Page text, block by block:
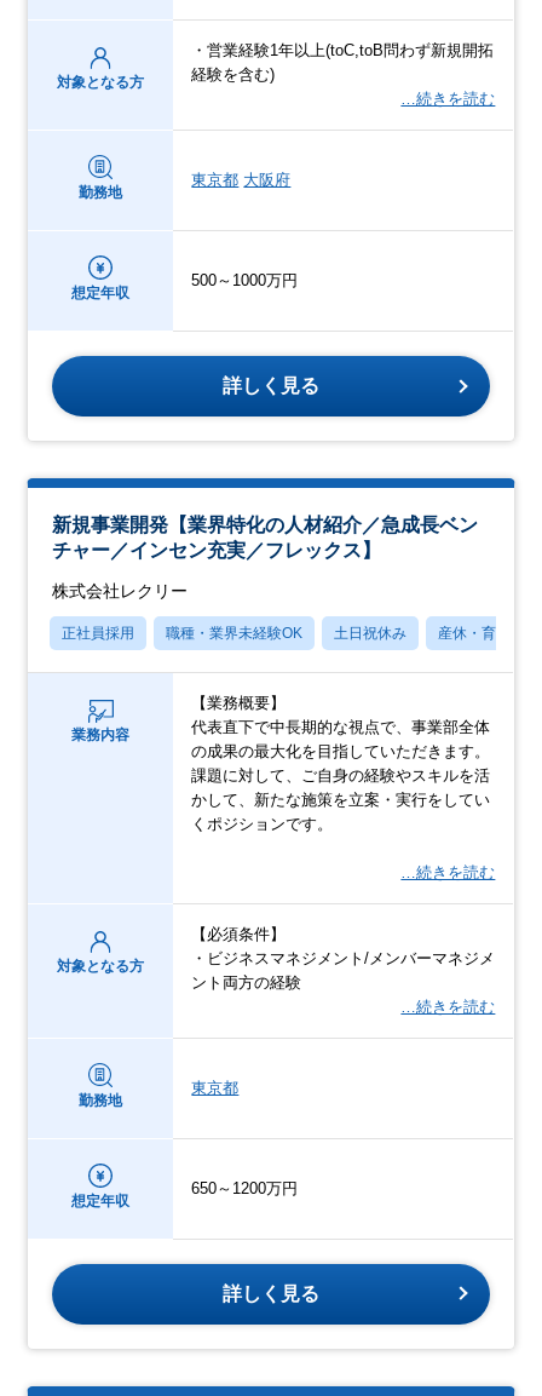
対象となる方
・営業経験1年以上(toC,toB問わず新規開拓
経験を含む)
…続きを読む
勤務地
東京都 大阪府
想定年収
500～1000万円
詳しく見る
新規事業開発【業界特化の人材紹介／急成長ベン
チャー／インセン充実／フレックス】
株式会社レクリー
正社員採用 職種・業界未経験OK 土日祝休み 産休・育休あり
業務内容
【業務概要】
代表直下で中長期的な視点で、事業部全体
の成果の最大化を目指していただきます。
課題に対して、ご自身の経験やスキルを活
かして、新たな施策を立案・実行をしてい
くポジションです。
…続きを読む
対象となる方
【必須条件】
・ビジネスマネジメント/メンバーマネジメ
ント両方の経験
…続きを読む
勤務地
東京都
想定年収
650～1200万円
詳しく見る